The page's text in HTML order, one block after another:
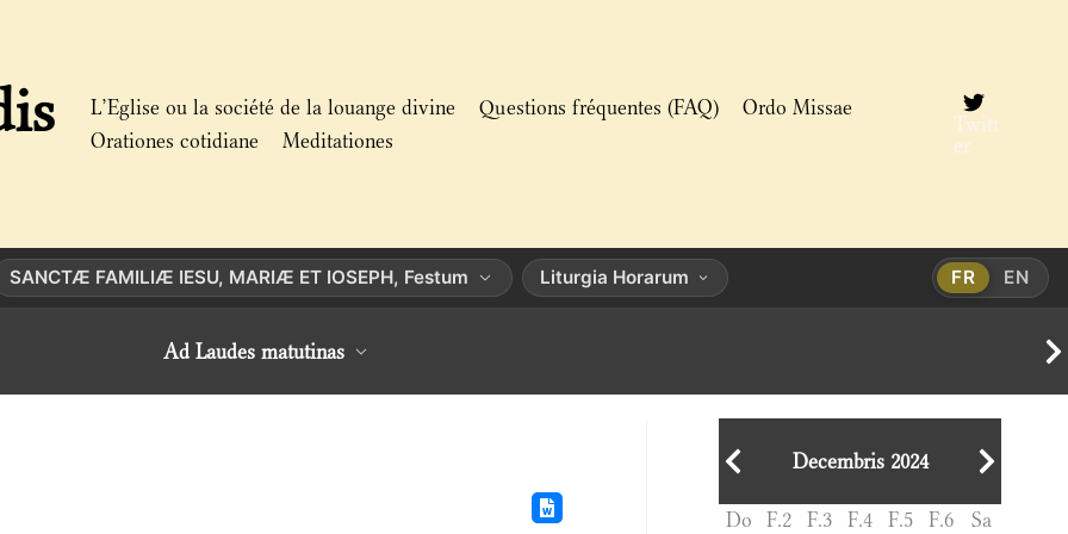
L’Eglise ou la société de la louange divine Questions fréquentes (FAQ)
Ordo Missae
Orationes cotidiane
Meditationes
Twitt
er
SANCTÆ FAMILIÆ IESU, MARIÆ ET IOSEPH, Festum Liturgia Horarum FR EN
Ad Laudes matutinas
Decembris 2024
Do F.2 F.3 F.4 F.5 F.6 Sa